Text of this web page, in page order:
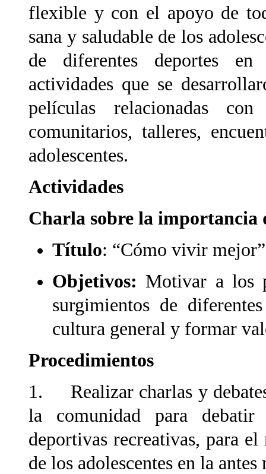
flexible y con el apoyo de
sana y saludable de los
de diferentes deportes en
actividades que se
películas relacionadas
comunitarios, talleres,
adolescentes.
Actividades
Charla sobre la importancia
Título: “Cómo vivir mejor”
Objetivos: Motivar a los
surgimientos de
cultura general y formar
Procedimientos
1. Realizar charlas y
la comunidad para
deportivas recreativas, para
de los adolescentes en la antes